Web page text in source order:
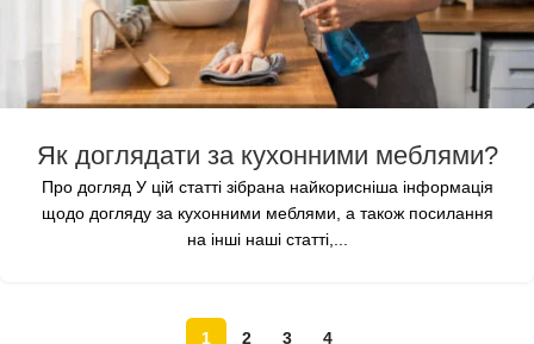
Як доглядати за кухонними меблями?
Про догляд У цій статті зібрана найкорисніша інформація
щодо догляду за кухонними меблями, а також посилання
на інші наші статті,...
1 2 3 4